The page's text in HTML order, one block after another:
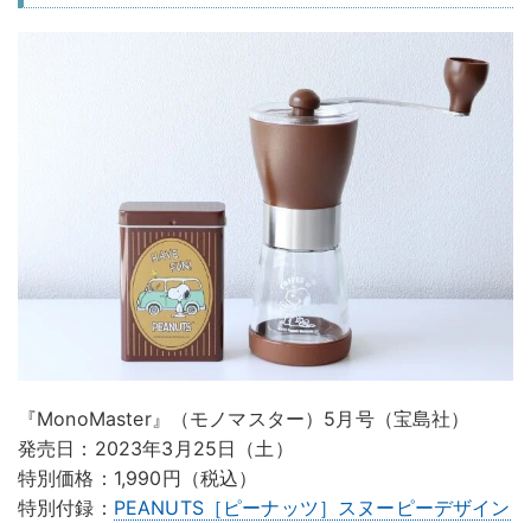
『MonoMaster』（モノマスター）5月号（宝島社）
発売日：2023年3月25日（土）
特別価格：1,990円（税込）
特別付録： PEANUTS［ピーナッツ］スヌーピーデザイン